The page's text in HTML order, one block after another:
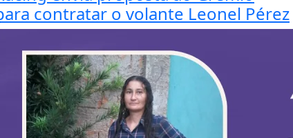
contratar o volante Leonel Pérez